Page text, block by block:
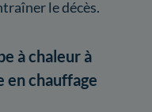
le décès.
à chaleur à
en chauffage